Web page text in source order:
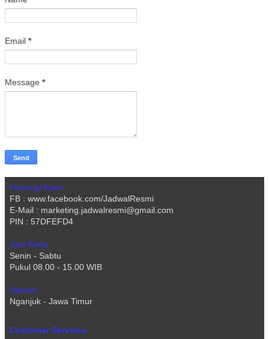
Email *
Message *
Hubungi Kami :
FB : www.facebook.com/JadwalResmi
E-Mail : marketing.jadwalresmi@gmail.com
PIN : 57DFEFD4
Jam Kerja :
Senin - Sabtu
Pukul 08.00 - 15.00 WIB
Alamat :
Nganjuk - Jawa Timur
Customer Services